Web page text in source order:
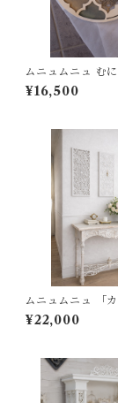
ムニュムニュ む
時計 時計 クロー
シャビー
¥16,500
ムニュムニュ 「
ク」掛時計 アー
レーム シャビー フレンチシャ
¥22,000